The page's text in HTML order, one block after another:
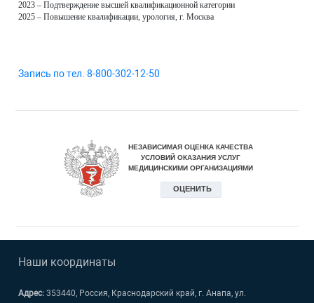
2023 – Подтверждение высшей квалификационной категории
2025 – Повышение квалификации, урология, г. Москва
Запись по тел. 8-800-302-12-50
Наши координаты
Адрес:353440, Россия, Краснодарский край, г. Анапа, ул.